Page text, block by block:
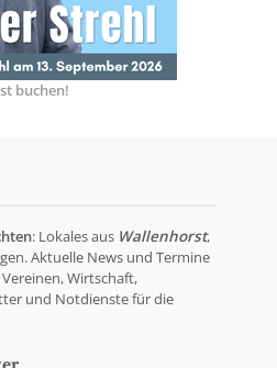
buchen!
: Lokales aus Wallenhorst,
Aktuelle News und Termine
Wirtschaft,
und Notdienste für die